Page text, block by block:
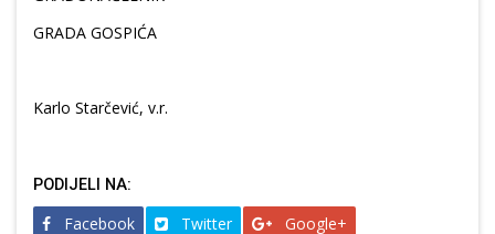
GRADA GOSPIĆA
Karlo Starčević, v.r.
PODIJELI NA:
Facebook Twitter Google+